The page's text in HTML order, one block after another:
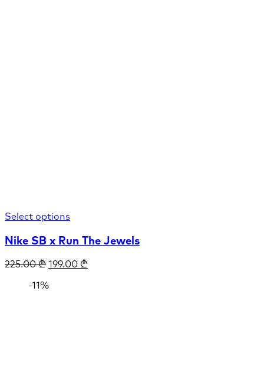
Select options
Nike SB x Run The Jewels
225.00₾ 199.00 ₾
-11%